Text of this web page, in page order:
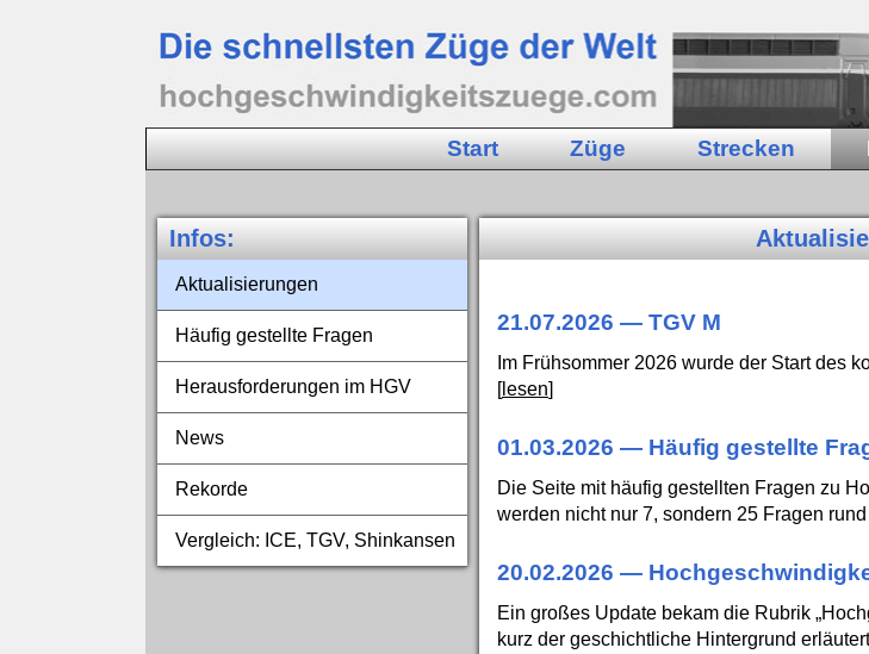
Start Züge Strecken
Infos:
Aktualisierungen
Häufig gestellte Fragen
Herausforderungen im HGV
News
Rekorde
Vergleich: ICE, TGV, Shinkansen
21.07.2026 — TGV M
Im Frühsommer 2026 wurde der Start des
[lesen]
01.03.2026 — Häufig gestellte
Die Seite mit häufig gestellten Fragen zu
werden nicht nur 7, sondern 25 Fragen
20.02.2026 —
Ein großes Update bekam die Rubrik
kurz der geschichtliche Hintergrund